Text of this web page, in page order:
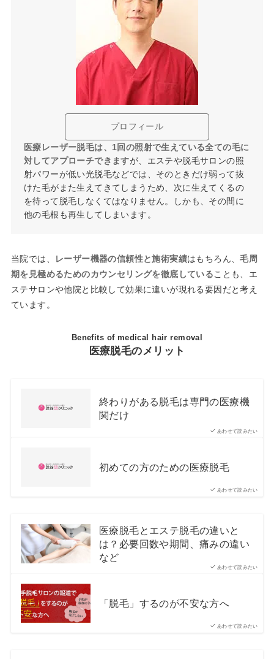
プロフィール
医療レーザー脱毛は、1回の照射で生えている全ての毛に
対してアプローチできますが、エステや脱毛サロンの照
射パワーが低い光脱毛などでは、そのときだけ弱って抜
けた毛がまた生えてきてしまうため、次に生えてくるの
を待って脱毛しなくてはなりません。しかも、その間に
他の毛根も再生してしまいます。
当院では、 レーザー機器の信頼性と施術実績はもちろん、毛周
期を見極めるためのカウンセリングを徹底していることも、エ
ステサロンや他院と比較して効果に違いが現れる要因だと考え
ています。
Benefits of medical hair removal
医療脱毛のメリット
あわせて読みたい
終わりがある脱毛は専門の医療機
関だけ
あわせて読みたい
初めての方のための医療脱毛
あわせて読みたい
医療脱毛とエステ脱毛の違いと
は？必要回数や期間、痛みの違い
など
あわせて読みたい
「脱毛」するのが不安な方へ